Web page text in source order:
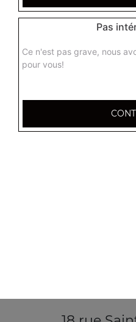
Pas
Ce n'est pas grave, nous
pour vous!